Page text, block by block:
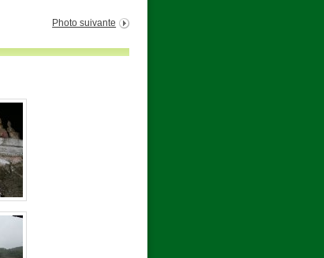
Photo suivante